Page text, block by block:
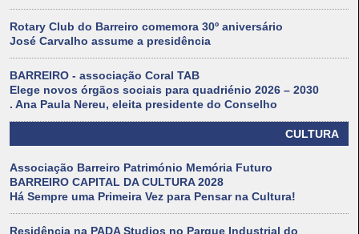
Rotary Club do Barreiro comemora 30º aniversário
José Carvalho assume a presidência
BARREIRO - associação Coral TAB
Elege novos órgãos sociais para quadriénio 2026 – 2030
. Ana Paula Nereu, eleita presidente do Conselho
CULTURA
Associação Barreiro Património Memória Futuro
BARREIRO CAPITAL DA CULTURA 2028
Há Sempre uma Primeira Vez para Pensar na Cultura!
Residência na PADA Studios no Parque Industrial do